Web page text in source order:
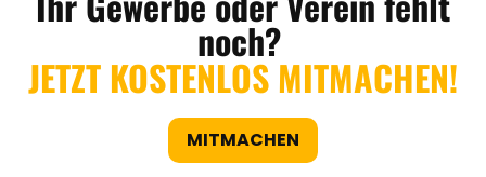
noch?
JETZT KOSTENLOS MITMACHEN!
MITMACHEN